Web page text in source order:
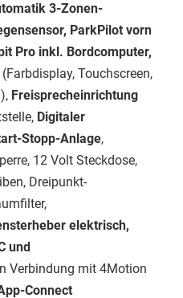
3-Zonen-
ParkPilot vorn
Pro inkl. Bordcomputer,
(Farbdisplay, Touchscreen,
Freisprecheinrichtung
Digitaler
Stopp-Anlage,
12 Volt Steckdose,
Dreipunkt-
elektrisch,
und
Verbindung mit 4Motion
Connect